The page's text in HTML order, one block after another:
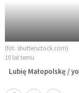
(fot. shuttersctock.com)
10 lat temu
Lubię Małopolskę /